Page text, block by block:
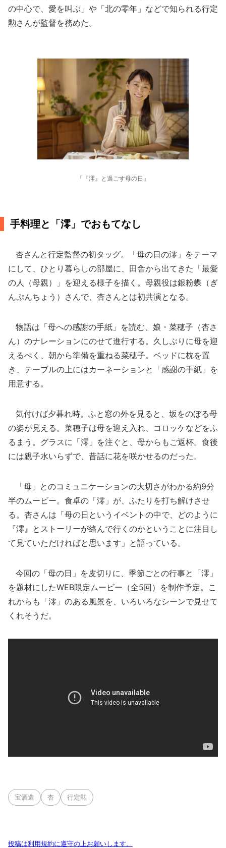
の中心で、愛を叫ぶ」や「北の零年」などで知られる行定
勲さんが監督を務めた。
「『澪』と過ごす母の日」
手料理と「澪」でおもてなし
杏さんと行定監督の初タッグ。「母の日の澪」をテーマ
にして、ひとり暮らしの部屋に、田舎から出てきた「最愛
の人（母親）」を迎える様子を描く。母親役は銀粉蝶（ぎ
んぷんちょう）さんで、杏さんとは初共演となる。
物語は「母への感謝の手紙」を読む、娘・菜穂子（杏さ
ん）のナレーションにのせて進行する。久しぶりに母を迎
えるべく、朝から準備を重ねる菜穂子。ベッドに枕を置
き、テーブルの上にはカーネーションと「感謝の手紙」を
用意する。
気付けば夕暮れ時。ふと窓の外を見ると、坂をのぼる母
の姿が見える。菜穂子は母を迎え入れ、コロッケなどをふ
るまう。グラスに「澪」を注ぐと、母からもご返杯。食後
には親子水いらずで、昔話に花を咲かせるのだった。
「母」とのコミュニケーションの大切さがわかる約9分
半のムービー。食卓の「澪」が、ふたりを打ち解けさせ
る。杏さんは「母の日というイベントの中で、どのように
『澪』とストーリーが絡んで行くのかということに注目し
て見ていただければと思います」と語っている。
今回の「母の日」を皮切りに、季節ごとの行事と「澪」
を題材にしたWEB限定ムービー（全5回）を制作予定。こ
れからも「澪」のある風景を、いろいろなシーンで見せて
くれそうだ。
宝酒造 杏 行定勲